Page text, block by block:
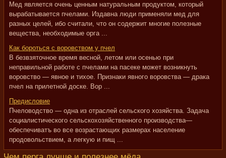
Мед является очень ценным натуральным продуктом, который
вырабатывается пчелами. Издавна люди применяли мед для
разных целей, ибо считали, что он содержит многие полезные
вещества, необходимые орга ...
Как бороться с воровством у пчел
В безвзяточное время весной, летом или осенью при
неправильной работе с пчелами на пасеке может возникнуть
воровство — явное и тихое. Признаки явного воровства — драка
пчел на прилетной доске. Вор ...
Предисловие
Пчеловодство — одна из отраслей сельского хозяйства. Задача
социалистического сельскохозяйственного производства—
обеспечиватъ во все возрастающих размерах население
продовольствием, а легкую и пищ ...